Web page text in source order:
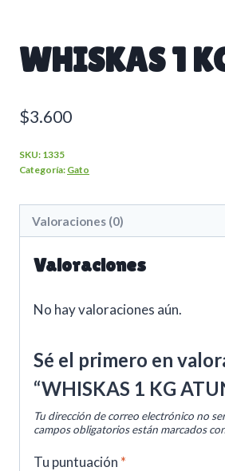
WHISKAS 1
$3.600
SKU: 1335
Categoría: Gato
Valoraciones (0)
Valoraciones
No hay valoraciones aún.
Sé el primero en
“WHISKAS 1 KG
Tu dirección de correo electrónico no
campos obligatorios están marcados
Tu puntuación *